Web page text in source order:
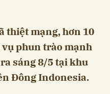
thiệt mạng, hơn 10
phun trào mạnh
sáng 8/5 tại khu
Đông Indonesia.